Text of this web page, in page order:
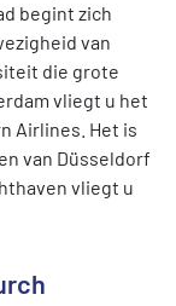
begint zich
van
die grote
vliegt u het
Airlines. Het is
van Düsseldorf
vliegt u